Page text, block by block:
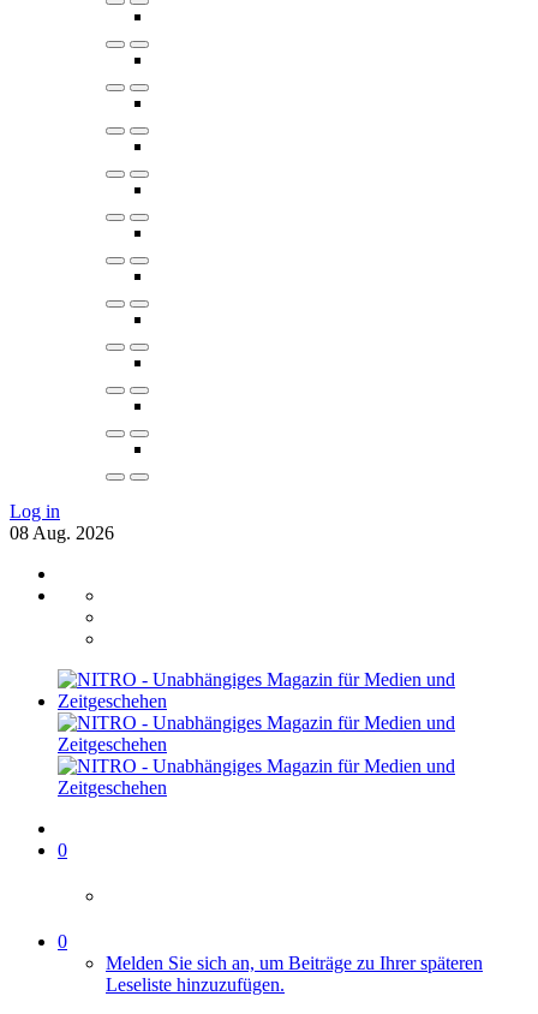
Log in
08 Aug. 2026
0
0
Melden Sie sich an, um Beiträge zu Ihrer späteren
Leseliste hinzuzufügen.